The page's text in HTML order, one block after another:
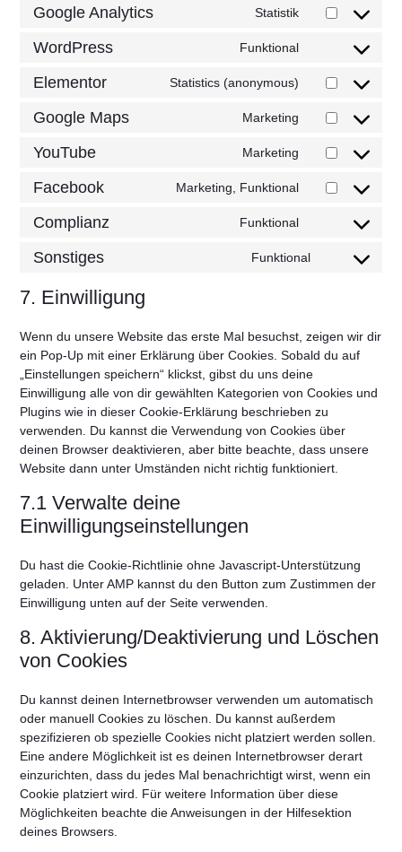
Google Analytics Statistik
WordPress Funktional
Elementor Statistics (anonymous)
Google Maps Marketing
YouTube Marketing
Facebook Marketing, Funktional
Complianz Funktional
Sonstiges Funktional
7. Einwilligung
Wenn du unsere Website das erste Mal besuchst, zeigen wir dir
ein Pop-Up mit einer Erklärung über Cookies. Sobald du auf
„Einstellungen speichern“ klickst, gibst du uns deine
Einwilligung alle von dir gewählten Kategorien von Cookies und
Plugins wie in dieser Cookie-Erklärung beschrieben zu
verwenden. Du kannst die Verwendung von Cookies über
deinen Browser deaktivieren, aber bitte beachte, dass unsere
Website dann unter Umständen nicht richtig funktioniert.
7.1 Verwalte deine
Einwilligungseinstellungen
Du hast die Cookie-Richtlinie ohne Javascript-Unterstützung
geladen. Unter AMP kannst du den Button zum Zustimmen der
Einwilligung unten auf der Seite verwenden.
8. Aktivierung/Deaktivierung und Löschen
von Cookies
Du kannst deinen Internetbrowser verwenden um automatisch
oder manuell Cookies zu löschen. Du kannst außerdem
spezifizieren ob spezielle Cookies nicht platziert werden sollen.
Eine andere Möglichkeit ist es deinen Internetbrowser derart
einzurichten, dass du jedes Mal benachrichtigt wirst, wenn ein
Cookie platziert wird. Für weitere Information über diese
Möglichkeiten beachte die Anweisungen in der Hilfesektion
deines Browsers.